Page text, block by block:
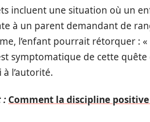
incluent une situation où un
à un parent demandant de
l’enfant pourrait rétorquer :
symptomatique de cette
l’autorité.
: Comment la discipline